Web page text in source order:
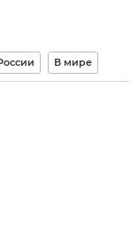
В мире